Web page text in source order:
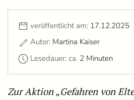
veröffentlicht am: 17.12.2025
Autor: Martina Kaiser
Lesedauer: ca. 2 Minuten
Zur Aktion „Gefahren von